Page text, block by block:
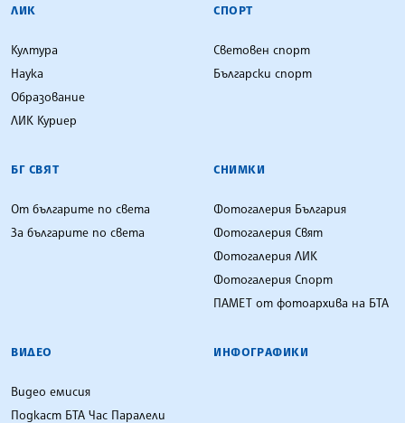
ЛИК
Култура
Наука
Образование
ЛИК Куриер
СПОРТ
Световен спорт
Български спорт
БГ СВЯТ
От българите по света
За българите по света
СНИМКИ
Фотогалерия България
Фотогалерия Свят
Фотогалерия ЛИК
Фотогалерия Спорт
ПАМЕТ от фотоархива на БТА
ВИДЕО
Видео емисия
Подкаст БТА Час Паралели
ИНФОГРАФИКИ